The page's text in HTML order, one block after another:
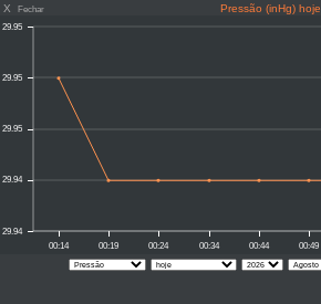
X Fechar Pressão (inHg) hoje